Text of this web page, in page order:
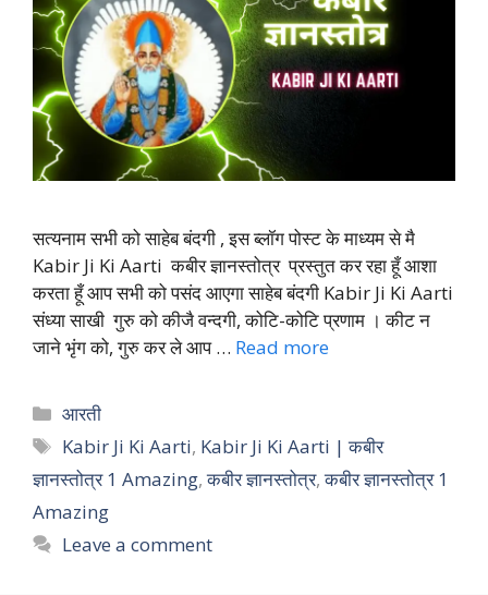
सत्यनाम सभी को साहेब बंदगी , इस ब्लॉग पोस्ट के माध्यम से मै
Kabir Ji Ki Aarti कबीर ज्ञानस्तोत्र प्रस्तुत कर रहा हूँ आशा
करता हूँ आप सभी को पसंद आएगा साहेब बंदगी Kabir Ji Ki Aarti
संध्या साखी गुरु को कीजै वन्दगी, कोटि-कोटि प्रणाम । कीट न
जाने भृंग को, गुरु कर ले आप … Read more
Categories
आरती
Tags
Kabir Ji Ki Aarti, Kabir Ji Ki Aarti | कबीर
ज्ञानस्तोत्र 1 Amazing,कबीर ज्ञानस्तोत्र,कबीर ज्ञानस्तोत्र 1
Amazing
Leave a comment